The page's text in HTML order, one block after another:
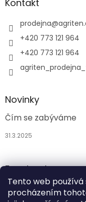
Tento web
procházením
Kontakt
prodejna@
+420 773 121 964
+420 773 121 964
Novinky
Čím se zabýváme
31.3.2025
Facebook